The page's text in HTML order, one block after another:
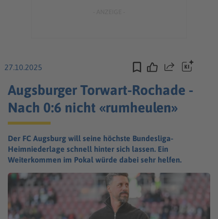
27.10.2025 Teilen
Augsburger Torwart-Rochade -
Nach 0:6 nicht «rumheulen»
Der FC Augsburg will seine höchste Bundesliga-
Heimniederlage schnell hinter sich lassen. Ein
Weiterkommen im Pokal würde dabei sehr helfen.